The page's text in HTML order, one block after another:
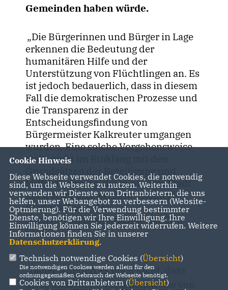
Gemeinden haben würde.
Die Bürgerinnen und Bürger in Lage
erkennen die Bedeutung der
humanitären Hilfe und der
Unterstützung von Flüchtlingen an. Es
ist jedoch bedauerlich, dass in diesem
Fall die demokratischen Prozesse und
die Transparenz in der
Entscheidungsfindung von
Bürgermeister Kalkreuter umgangen
wurden. Eine solche Vorgehensweise
steht nicht im Einklang mit den
Grundsätzen der Beteiligung und
Mitbestimmung, die in unserer Stadt
hoch geschätzt werden.“ moniert
Frederik Topp, der
Stadtverbandsvorsitzende der CDU
Lage.
"Daher wundert es mich nicht, dass
diese unsägliche Vorgehensweise von
Cookie Hinweis
Diese Webseite verwendet Cookies, die notwendig
sind, um die Webseite zu nutzen. Weiterhin
verwenden wir Dienste von Drittanbietern, die uns
helfen, unser Webangebot zu verbessern (Website-
Optmierung). Für die Verwendung bestimmter
Dienste, benötigen wir Ihre Einwilligung. Ihre
Einwilligung können Sie jederzeit widerrufen. Weitere
Informationen finden Sie in unserer
Datenschutzerklärung.
Technisch notwendige Cookies (Übersicht)
Die notwendigen Cookies werden allein für den
ordnungsgemäßen Gebrauch der Webseite benötigt.
Cookies von Drittanbietern (Übersicht)